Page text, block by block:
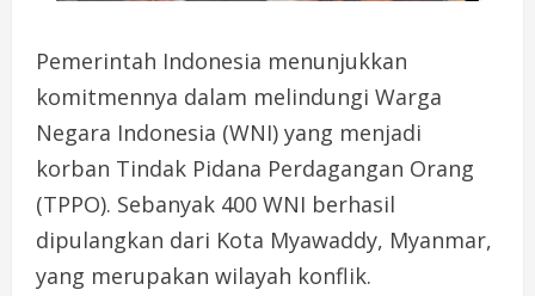
Pemerintah Indonesia menunjukkan
komitmennya dalam melindungi Warga
Negara Indonesia (WNI) yang menjadi
korban Tindak Pidana Perdagangan Orang
(TPPO). Sebanyak 400 WNI berhasil
dipulangkan dari Kota Myawaddy, Myanmar,
yang merupakan wilayah konflik.